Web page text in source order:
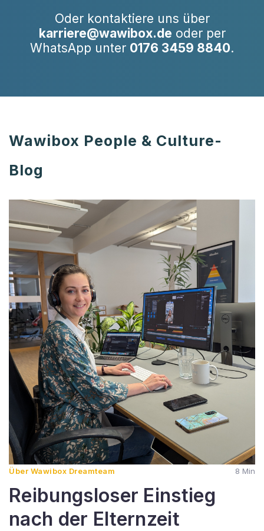
Oder kontaktiere uns über
karriere@wawibox.de oder per
WhatsApp unter 0176 3459 8840.
Wawibox People & Culture-
Blog
Über Wawibox Dreamteam 8 Min
Reibungsloser Einstieg
nach der Elternzeit